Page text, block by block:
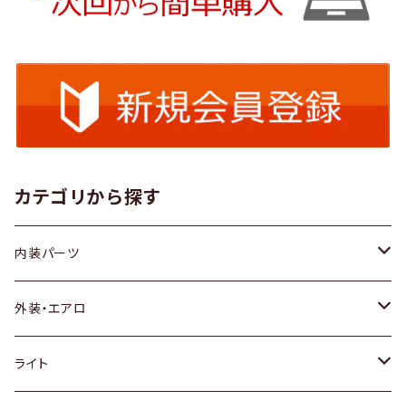
カテゴリから探す
内装パーツ
トヨタ
ホンダ
外装・エアロ
トヨタ
ライト